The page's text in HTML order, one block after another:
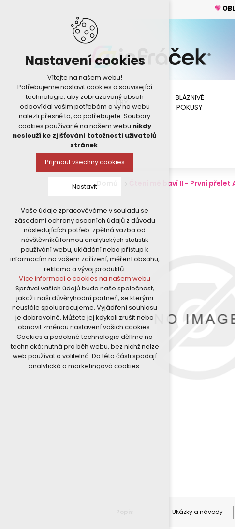
💚
Nastavení cookies
Vítejte na našem webu!
Potřebujeme nastavit cookies a související
technologie, aby zobrazovaný obsah
odpovídal vašim potřebám a vy na webu
nalezli přesně to, co potřebujete. Soubory
cookies používané na našem webu nikdy
neslouží ke zjišťování totožnosti uživatelů
stránek.
Přijmout všechny cookies
Nastavit
Technická cookies
nutná pro provozování webu
udržení kontextu stránek (session):
případná přihlášení, volby jazyka, apod.
Volitelná cookies
analytická pro anonymizované
vyhodnocení návštěvnosti
marketingová cookies (Google)
Více informací o cookies na našem webu
Přijmout všechny cookies
Odmítnout vše
Vaše údaje zpracováváme v souladu se
zásadami ochrany osobních údajů z důvodu
následujících potřeb: zpětná vazba od
návštěvníků formou analytických statistik
používání webu, ukládání nebo přístup k
informacím na vašem zařízení, měření obsahu,
reklama a vývoj produktů.
Více informací o cookies na našem webu
Správci vašich údajů bude naše společnost,
jakož i naši důvěryhodní partneři, se kterými
neustále spolupracujeme. Vyjádření souhlasu
je dobrovolné. Můžete jej kdykoli zrušit nebo
obnovit změnou nastavení vašich cookies.
Cookies a podobné technologie dělíme na
technická: nutná pro běh webu, bez nichž nelze
web používat a volitelná. Do této části spadají
analytická a marketingová cookies.
HRY
BLÁZNIVÉ
POKUSY
Domů Čtení mě baví II - První
Ukázky a návody